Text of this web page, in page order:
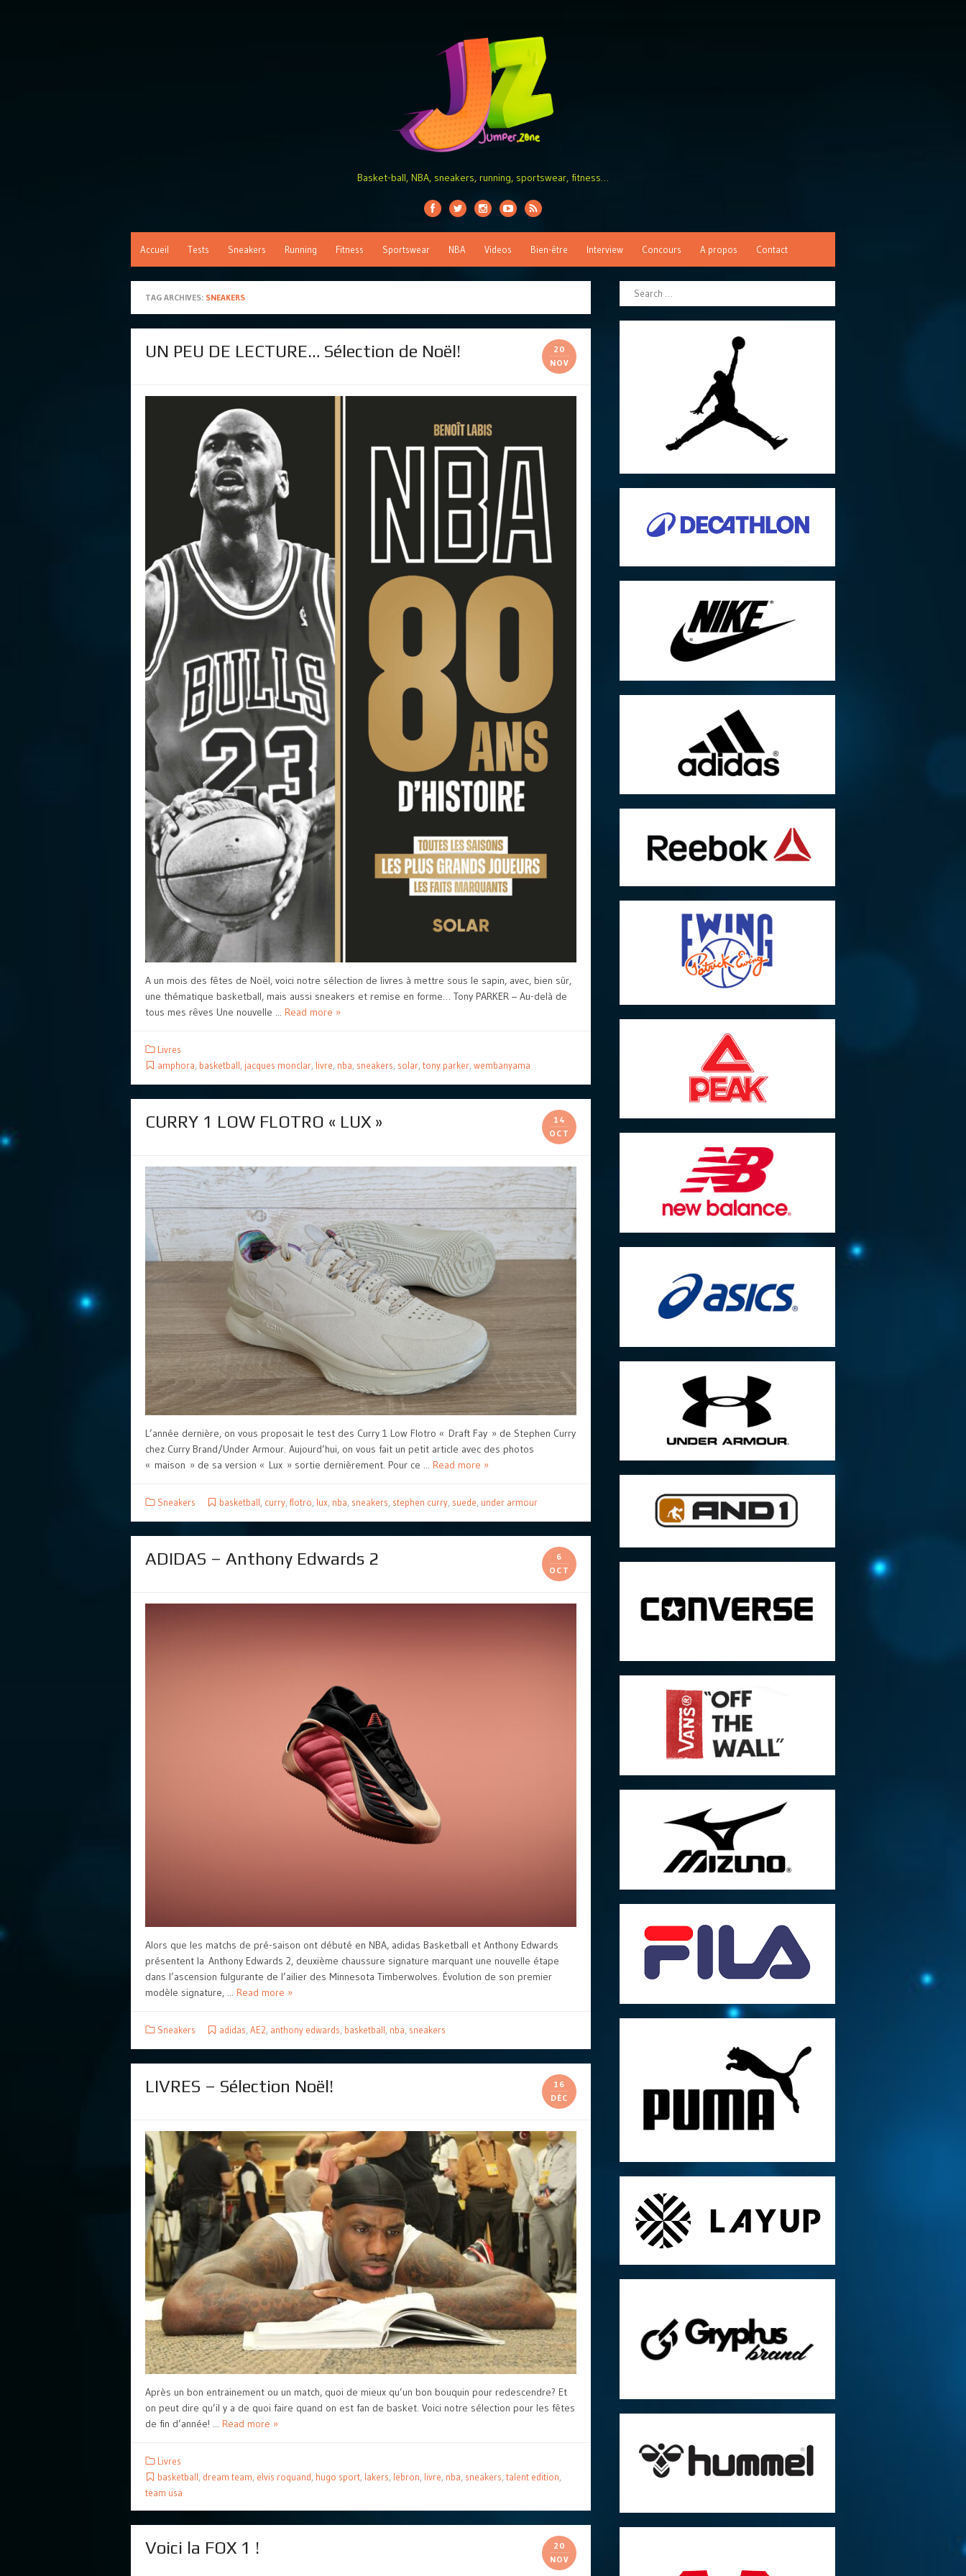
Basket-ball, NBA, sneakers, running, sportswear, fitness…
Accueil Tests Sneakers Running Fitness Sportswear NBA Videos Bien-être Interview Concours A propos Contact
TAG ARCHIVES: SNEAKERS
UN PEU DE LECTURE… Sélection de Noël!
20
NOV
A un mois des fêtes de Noël, voici notre sélection de livres à mettre sous le sapin, avec, bien sûr,
une thématique basketball, mais aussi sneakers et remise en forme… Tony PARKER – Au-delà de
tous mes rêves Une nouvelle ... Read more »
Livres
amphora, basketball, jacques monclar, livre, nba, sneakers, solar, tony parker, wembanyama
CURRY 1 LOW FLOTRO « LUX »
14
OCT
L’année dernière, on vous proposait le test des Curry 1 Low Flotro « Draft Fay » de Stephen Curry
chez Curry Brand/Under Armour. Aujourd’hui, on vous fait un petit article avec des photos
« maison » de sa version « Lux » sortie dernièrement. Pour ce ... Read more »
Sneakers basketball, curry, flotro, lux, nba, sneakers, stephen curry, suede, under armour
ADIDAS – Anthony Edwards 2
6
OCT
Alors que les matchs de pré-saison ont débuté en NBA, adidas Basketball et Anthony Edwards
présentent la Anthony Edwards 2, deuxième chaussure signature marquant une nouvelle étape
dans l’ascension fulgurante de l’ailier des Minnesota Timberwolves. Évolution de son premier
modèle signature, ... Read more »
Sneakers adidas, AE2, anthony edwards, basketball, nba, sneakers
LIVRES – Sélection Noël!
16
DÉC
Après un bon entrainement ou un match, quoi de mieux qu’un bon bouquin pour redescendre? Et
on peut dire qu’il y a de quoi faire quand on est fan de basket. Voici notre sélection pour les fêtes
de fin d’année! ... Read more »
Livres
basketball, dream team, elvis roquand, hugo sport, lakers, lebron, livre, nba, sneakers, talent edition,
team usa
Voici la FOX 1 !
20
NOV